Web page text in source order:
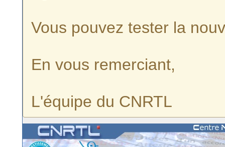
Vous pouvez tester la
En vous remerciant,
L'équipe du CNRTL